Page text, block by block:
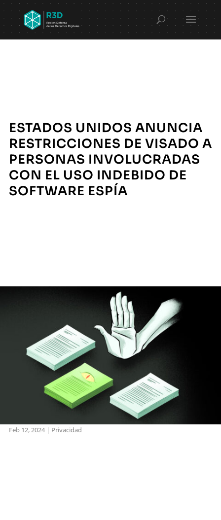
ESTADOS UNIDOS ANUNCIA
RESTRICCIONES DE VISADO A
PERSONAS INVOLUCRADAS
CON EL USO INDEBIDO DE
SOFTWARE ESPÍA
Feb 12, 2024| Privacidad